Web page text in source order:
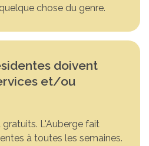
chose du genre.
doivent
et/ou
gratuits. L'Auberge fait
à toutes les semaines.